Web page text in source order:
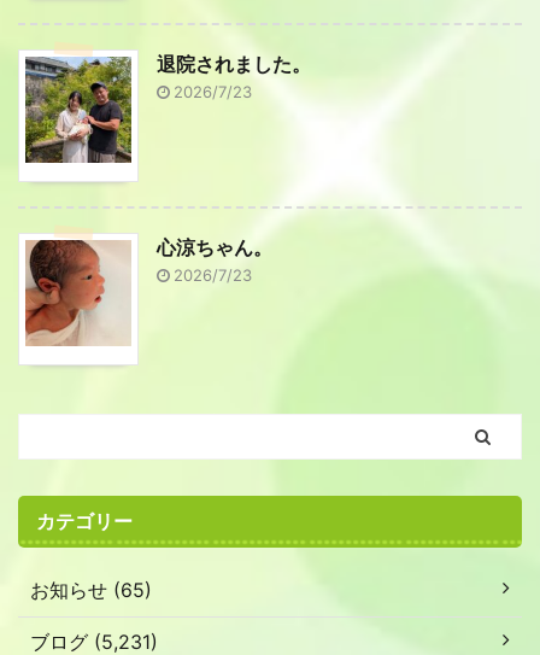
退院されました。
2026/7/23
心涼ちゃん。
2026/7/23
カテゴリー
お知らせ (65)
ブログ (5,231)